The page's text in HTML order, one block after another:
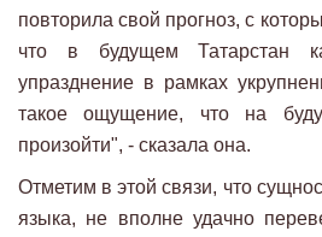
повторила свой прогноз, с
что в будущем Татарстан
упразднение в рамках
такое ощущение, что на
произойти", - сказала она.
Отметим в этой связи, что
языка, не вполне удачно